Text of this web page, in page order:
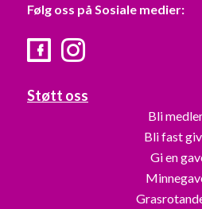
Følg oss på Sosiale medier:
FacebookInstagram
Støtt oss
Bli
Bli fast
Gi en